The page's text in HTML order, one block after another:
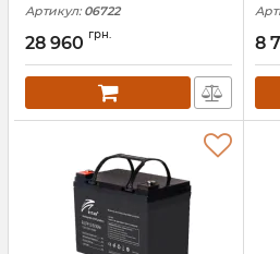
Артикул: 06722
28 960 грн. 8